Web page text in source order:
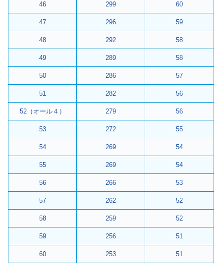
46 299 60
47 296 59
48 292 58
49 289 58
50 286 57
51 282 56
52（オール４） 279 56
53 272 55
54 269 54
55 269 54
56 266 53
57 262 52
58 259 52
59 256 51
60 253 51